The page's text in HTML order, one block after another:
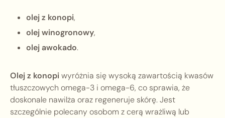
olej z konopi,
olej winogronowy,
olej awokado.
Olej z konopiwyróżnia się wysoką zawartością kwasów
tłuszczowych omega-3 i omega-6, co sprawia, że
doskonale nawilża oraz regeneruje skórę. Jest
szczególnie polecany osobom z cerą wrażliwą lub